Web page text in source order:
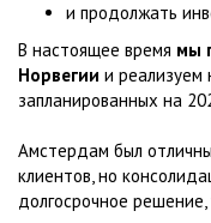
и продолжать
В настоящее время мы
Норвегии и реализуем
запланированных на
Амстердам был
клиентов, но
долгосрочное